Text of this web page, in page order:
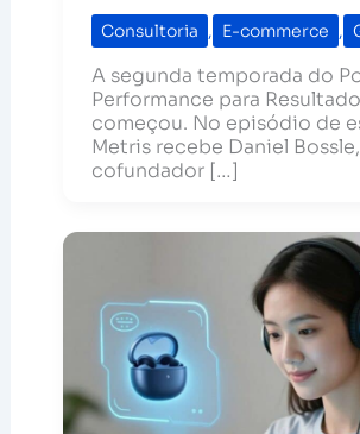
Consultoria , E-commerce ,
A segunda temporada do
Performance para
começou. No episódio de
Metris recebe Daniel Bossle,
cofundador […]